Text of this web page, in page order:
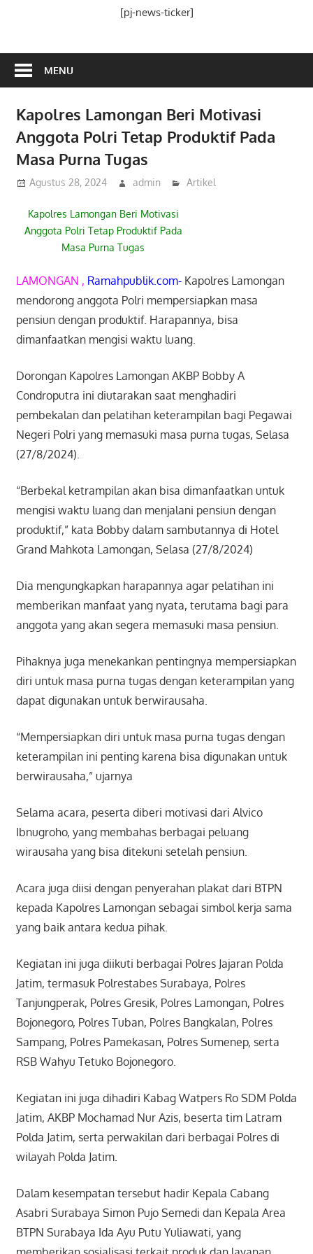
[pj-news-ticker]
MENU
Kapolres Lamongan Beri Motivasi
Anggota Polri Tetap Produktif Pada
Masa Purna Tugas
Agustus 28, 2024 admin Artikel
Kapolres Lamongan Beri Motivasi
Anggota Polri Tetap Produktif Pada
Masa Purna Tugas
LAMONGAN , Ramahpublik.com-Kapolres Lamongan
mendorong anggota Polri mempersiapkan masa
pensiun dengan produktif. Harapannya, bisa
dimanfaatkan mengisi waktu luang.
Dorongan Kapolres Lamongan AKBP Bobby A
Condroputra ini diutarakan saat menghadiri
pembekalan dan pelatihan keterampilan bagi Pegawai
Negeri Polri yang memasuki masa purna tugas, Selasa
(27/8/2024).
“Berbekal ketrampilan akan bisa dimanfaatkan untuk
mengisi waktu luang dan menjalani pensiun dengan
produktif,” kata Bobby dalam sambutannya di Hotel
Grand Mahkota Lamongan, Selasa (27/8/2024)
Dia mengungkapkan harapannya agar pelatihan ini
memberikan manfaat yang nyata, terutama bagi para
anggota yang akan segera memasuki masa pensiun.
Pihaknya juga menekankan pentingnya mempersiapkan
diri untuk masa purna tugas dengan keterampilan yang
dapat digunakan untuk berwirausaha.
“Mempersiapkan diri untuk masa purna tugas dengan
keterampilan ini penting karena bisa digunakan untuk
berwirausaha,” ujarnya
Selama acara, peserta diberi motivasi dari Alvico
Ibnugroho, yang membahas berbagai peluang
wirausaha yang bisa ditekuni setelah pensiun.
Acara juga diisi dengan penyerahan plakat dari BTPN
kepada Kapolres Lamongan sebagai simbol kerja sama
yang baik antara kedua pihak.
Kegiatan ini juga diikuti berbagai Polres Jajaran Polda
Jatim, termasuk Polrestabes Surabaya, Polres
Tanjungperak, Polres Gresik, Polres Lamongan, Polres
Bojonegoro, Polres Tuban, Polres Bangkalan, Polres
Sampang, Polres Pamekasan, Polres Sumenep, serta
RSB Wahyu Tetuko Bojonegoro.
Kegiatan ini juga dihadiri Kabag Watpers Ro SDM Polda
Jatim, AKBP Mochamad Nur Azis, beserta tim Latram
Polda Jatim, serta perwakilan dari berbagai Polres di
wilayah Polda Jatim.
Dalam kesempatan tersebut hadir Kepala Cabang
Asabri Surabaya Simon Pujo Semedi dan Kepala Area
BTPN Surabaya Ida Ayu Putu Yuliawati, yang